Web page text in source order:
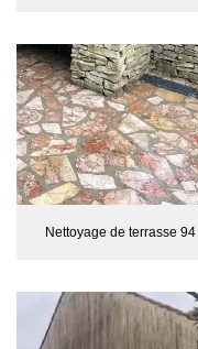
Nettoyage de terrasse 94